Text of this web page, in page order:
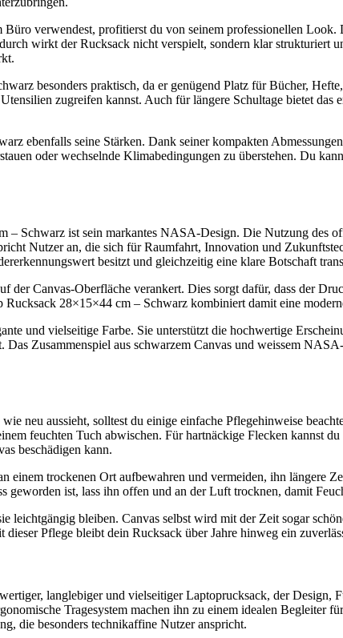
verwendest, profitierst du von seinem professionellen
wirkt der Rucksack nicht verspielt, sondern klar strukturiert
besonders praktisch, da er genügend Platz für Bücher,
zugreifen kannst. Auch für längere Schultage bietet
ebenfalls seine Stärken. Dank seiner kompakten
oder wechselnde Klimabedingungen zu überstehen. Du
– Schwarz ist sein markantes NASA-Design. Die Nutzung
Nutzer an, die sich für Raumfahrt, Innovation und
besitzt und gleichzeitig eine klare Botschaft
Canvas-Oberfläche verankert. Dies sorgt dafür, dass der
28×15×44 cm – Schwarz kombiniert damit eine
und vielseitige Farbe. Sie unterstützt die hochwertige
Zusammenspiel aus schwarzem Canvas und weissem
neu aussieht, solltest du einige einfache Pflegehinweise
feuchten Tuch abwischen. Für hartnäckige Flecken kannst
beschädigen kann.
trockenen Ort aufbewahren und vermeiden, ihn längere
geworden ist, lass ihn offen und an der Luft trocknen, damit
leichtgängig bleiben. Canvas selbst wird mit der Zeit sogar
Pflege bleibt dein Rucksack über Jahre hinweg ein
langlebiger und vielseitiger Laptoprucksack, der Design,
Tragesystem machen ihn zu einem idealen Begleiter
die besonders technikaffine Nutzer anspricht.